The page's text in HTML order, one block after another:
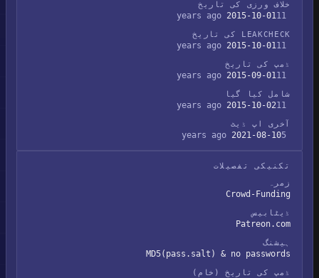
خلاف ورزی کی تاریخ
2015-10-01
LEAKCHECK کی تاریخ
2015-10-01
ڈمپ کی تاریخ
2015-09-01
شامل کیا گیا
2015-10-02
آخری اپ ڈیٹ
2021-08-10
تکنیکی تفصیلات
زمرہ
Crowd-Funding
ڈیٹابیس
Patreon.com
ہیشنگ
MD5(pass.salt) & no passwords
ڈمپ کی تاریخ (خام)